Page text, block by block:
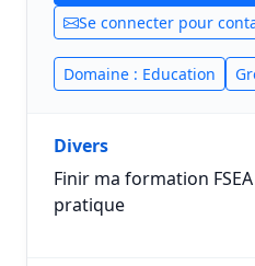
Se connecter pour
Domaine : Education
Divers
Finir ma formation
pratique